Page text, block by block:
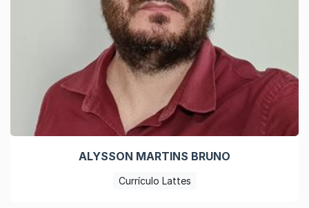
ALYSSON MARTINS BRUNO
Currículo Lattes